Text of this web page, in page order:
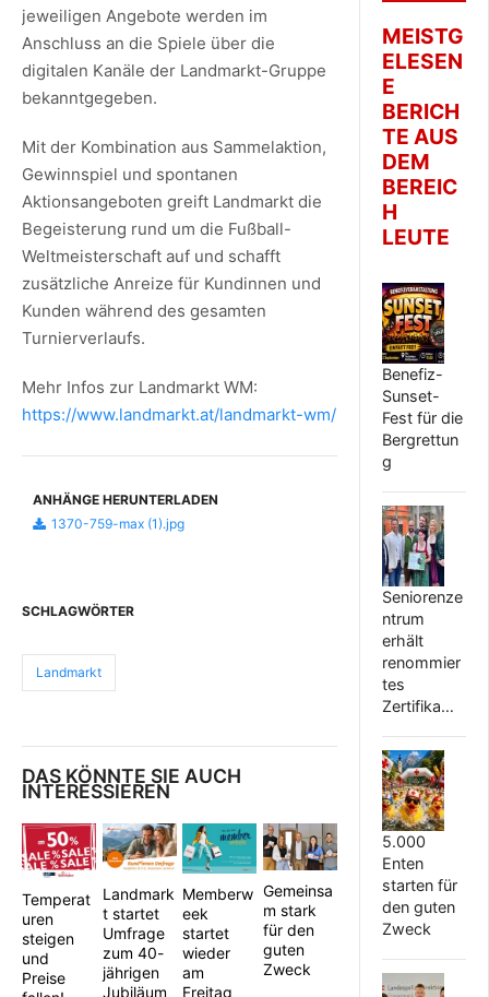
jeweiligen Angebote werden im
Anschluss an die Spiele über die
digitalen Kanäle der Landmarkt-Gruppe
bekanntgegeben.
Mit der Kombination aus Sammelaktion,
Gewinnspiel und spontanen
Aktionsangeboten greift Landmarkt die
Begeisterung rund um die Fußball-
Weltmeisterschaft auf und schafft
zusätzliche Anreize für Kundinnen und
Kunden während des gesamten
Turnierverlaufs.
Mehr Infos zur Landmarkt WM:
https://www.landmarkt.at/landmarkt-wm/
ANHÄNGE HERUNTERLADEN
1370-759-max (1).jpg
SCHLAGWÖRTER
Landmarkt
DAS KÖNNTE SIE AUCH
INTERESSIEREN
Temperat
uren
steigen
und
Preise
Landmark
t startet
Umfrage
zum 40-
jährigen
Jubiläum
Memberw
eek
startet
wieder
am
Freitag
Gemeinsa
m stark
für den
guten
Zweck
MEISTG
ELESEN
E
BERICH
TE AUS
DEM
BEREIC
H
LEUTE
Benefiz-
Sunset-
Fest für die
Bergrettun
g
Seniorenze
ntrum
erhält
renommier
tes
Zertifika…
5.000
Enten
starten für
den guten
Zweck